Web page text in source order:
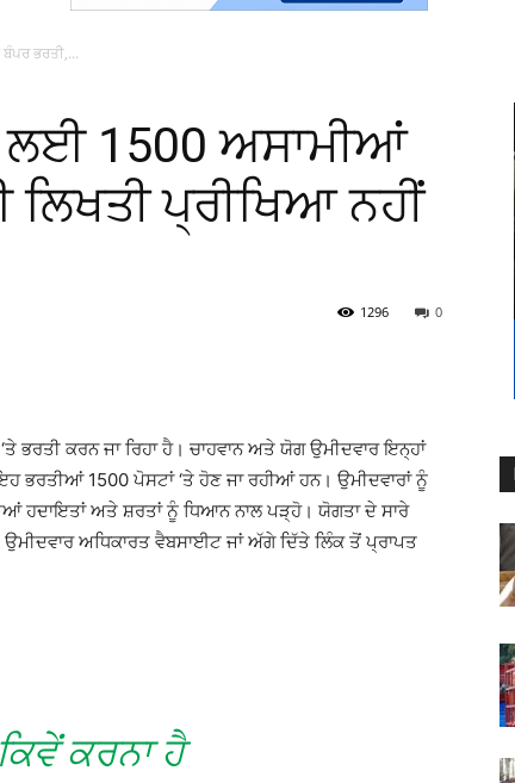
ਭਰਤੀ,...
ਲਈ 1500 ਅਸਾਮੀਆਂ
ਪ੍ਰੀਖਿਆ ਨਹੀਂ
0
1296
ਕਰਨ ਜਾ ਰਿਹਾ ਹੈ। ਚਾਹਵਾਨ ਅਤੇ ਯੋਗ ਉਮੀਦਵਾਰ ਇਨ੍ਹਾਂ
1500 ਪੋਸਟਾਂ ‘ਤੇ ਹੋਣ ਜਾ ਰਹੀਆਂ ਹਨ। ਉਮੀਦਵਾਰਾਂ ਨੂੰ
ਹਦਾਇਤਾਂ ਅਤੇ ਸ਼ਰਤਾਂ ਨੂੰ ਧਿਆਨ ਨਾਲ ਪੜ੍ਹੋ। ਯੋਗਤਾ ਦੇ ਸਾਰੇ
ਅਧਿਕਾਰਤ ਵੈਬਸਾਈਟ ਜਾਂ ਅੱਗੇ ਦਿੱਤੇ ਲਿੰਕ ਤੋਂ ਪ੍ਰਾਪਤ
ਕਰਨਾ ਹੈ